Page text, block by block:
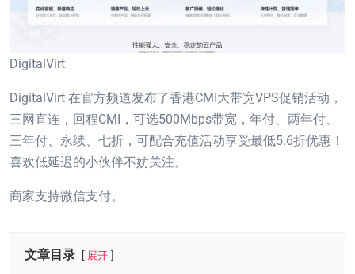
DigitalVirt
DigitalVirt 在官方频道发布了香港CMI大带宽VPS促销活动，
三网直连，回程CMI，可选500Mbps带宽，年付、两年付、
三年付、永续、七折，可配合充值活动享受最低5.6折优惠！
喜欢低延迟的小伙伴不妨关注。
商家支持微信支付。
文章目录 展开